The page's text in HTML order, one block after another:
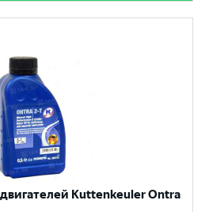
Kuttenkeuler Ontra